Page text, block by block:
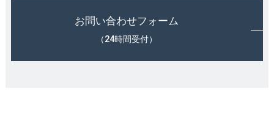
お問い合わせフォーム
（24時間受付）